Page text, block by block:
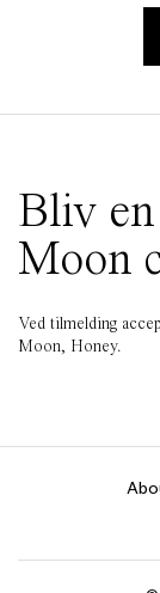
Bliv
Moon
Ved tilmelding
Moon, Honey.